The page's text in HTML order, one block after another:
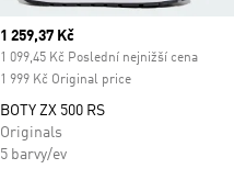
Current price
1 259,37 Kč
1 099,45 Kč Poslední nejnižší cena
1 999 Kč Original price
BOTY ZX 500 RS
Originals
5 barvy/ev